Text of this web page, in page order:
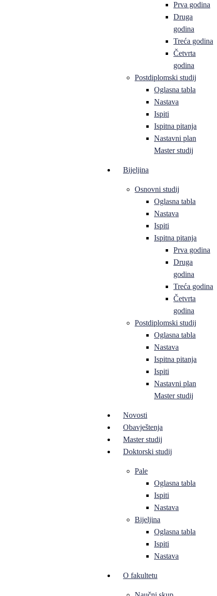
Prva godina
Druga
godina
Treća godina
Četvrta
godina
Postdiplomski studij
Oglasna tabla
Nastava
Ispiti
Ispitna pitanja
Nastavni plan
Master studij
Bijeljina
Osnovni studij
Oglasna tabla
Nastava
Ispiti
Ispitna pitanja
Prva godina
Druga
godina
Treća godina
Četvrta
godina
Postdiplomski studij
Oglasna tabla
Nastava
Ispitna pitanja
Ispiti
Nastavni plan
Master studij
Novosti
Obavještenja
Master studij
Doktorski studij
Pale
Oglasna tabla
Ispiti
Nastava
Bijeljina
Oglasna tabla
Ispiti
Nastava
O fakultetu